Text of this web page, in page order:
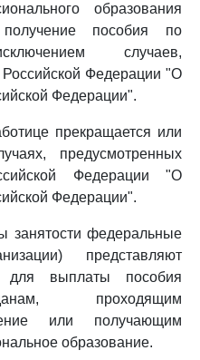
образования
пособия по
случаев,
Российской Федерации "О
Федерации".
прекращается или
предусмотренных
Федерации "О
Федерации".
занятости федеральные
представляют
для выплаты пособия
проходящим
или получающим
образование.